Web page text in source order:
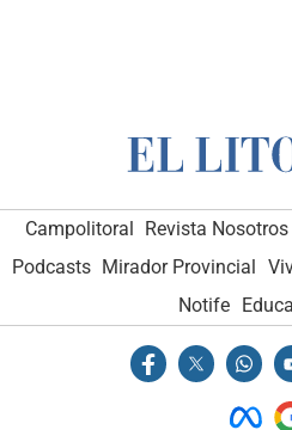
Campolitoral Revista Nosotros
Podcasts Mirador Provincial
Notife